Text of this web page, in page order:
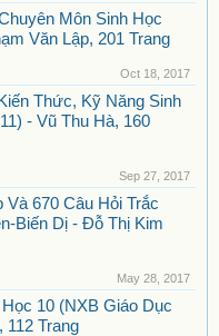
Môn Sinh Học
Văn Lập, 201 Trang
Oct 18, 2017
Thức, Kỹ Năng Sinh
- Vũ Thu Hà, 160
Sep 27, 2017
Và 670 Câu Hỏi Trắc
Biến Dị - Đỗ Thị Kim
May 28, 2017
10 (NXB Giáo Dục
112 Trang